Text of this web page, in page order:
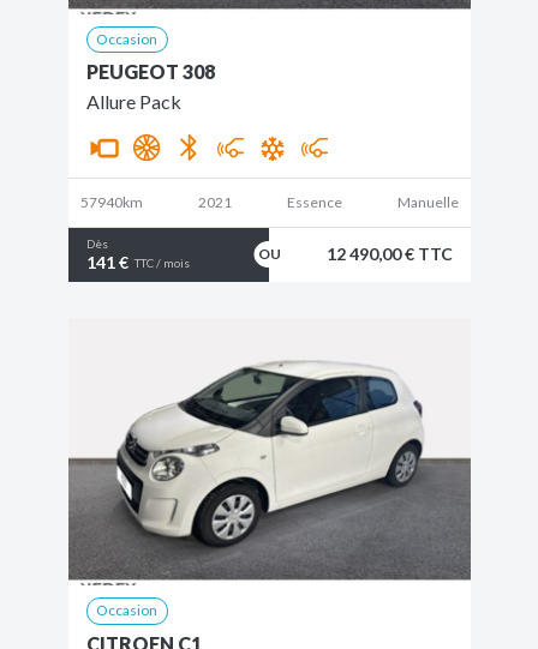
Occasion
PEUGEOT 308
Allure Pack
57940km 2021 Essence Manuelle
Dès
141 € TTC / mois 12 490,00 € TTC
Occasion
CITROEN C1